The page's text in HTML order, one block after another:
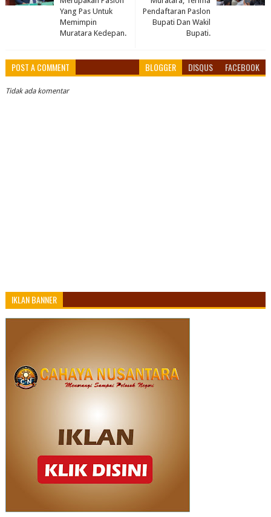
Pendaftaran Paslon
Bupati Dan Wakil
Bupati.
Yang Pas Untuk
Memimpin
Muratara Kedepan.
POST A COMMENT BLOGGER DISQUS FACEBOOK
Tidak ada komentar
IKLAN BANNER